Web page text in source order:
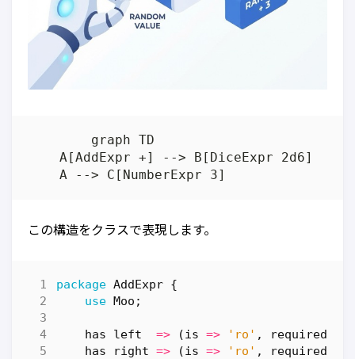
    A[AddExpr +] --> B[DiceExpr 2d6]
この構造をクラスで表現します。
package AddExpr {
use Moo ;
has left => (is => 'ro' , required
has
right => (is => 'ro' , required